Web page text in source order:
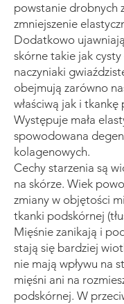
powstanie drobnych
zmniejszenie
Dodatkowo
skórne takie jak cysty
naczyniaki
obejmują zarówno
właściwą jak i tkankę
Występuje mała
spowodowana
kolagenowych.
Cechy starzenia są
na skórze. Wiek
zmiany w objętości
tkanki podskórnej
Mięśnie zanikają i
stają się bardziej
nie mają wpływu na
mięśni ani na
podskórnej. W